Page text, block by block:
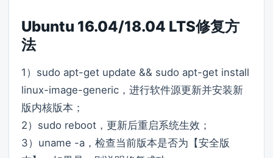
Ubuntu 16.04/18.04 LTS修复方
法
1）sudo apt-get update && sudo apt-get install
linux-image-generic，进行软件源更新并安装新
版内核版本；
2）sudo reboot，更新后重启系统生效；
3）uname -a，检查当前版本是否为【安全版